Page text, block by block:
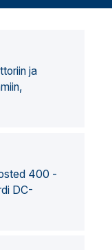
ja
400 -
DC-